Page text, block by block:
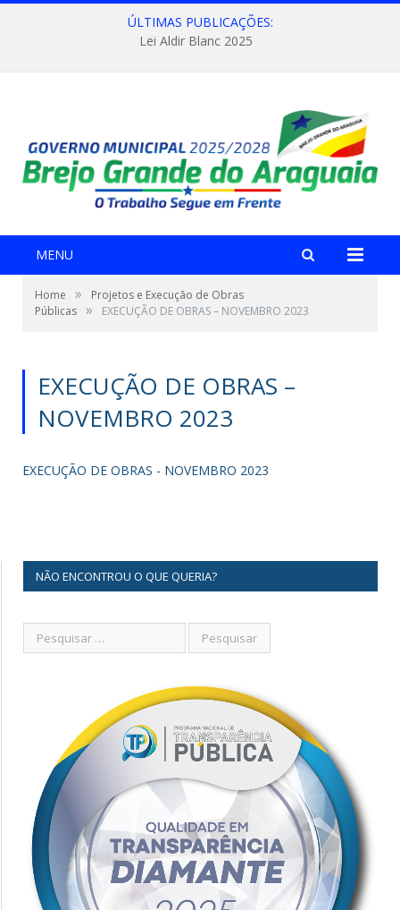
ÚLTIMAS PUBLICAÇÕES:
Lei Aldir Blanc 2025
MENU
Home »
Projetos e Execução de Obras
Públicas » EXECUÇÃO DE OBRAS – NOVEMBRO 2023
EXECUÇÃO DE OBRAS –
NOVEMBRO 2023
EXECUÇÃO DE OBRAS - NOVEMBRO 2023
NÃO ENCONTROU O QUE QUERIA?